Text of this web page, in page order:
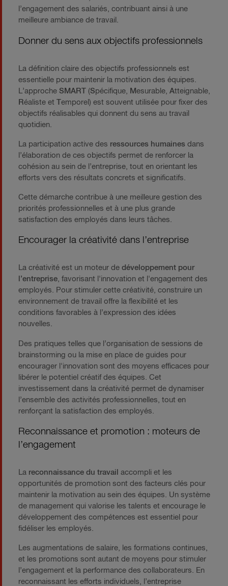
l’engagement des salariés, contribuant ainsi à une
meilleure ambiance de travail.
Donner du sens aux objectifs professionnels
La définition claire des objectifs professionnels est
essentielle pour maintenir la motivation des équipes.
L’approche SMART (Spécifique, Mesurable, Atteignable,
Réaliste et Temporel) est souvent utilisée pour fixer des
objectifs réalisables qui donnent du sens au travail
quotidien.
La participation active des ressources humaines dans
l’élaboration de ces objectifs permet de renforcer la
cohésion au sein de l’entreprise, tout en orientant les
efforts vers des résultats concrets et significatifs.
Cette démarche contribue à une meilleure gestion des
priorités professionnelles et à une plus grande
satisfaction des employés dans leurs tâches.
Encourager la créativité dans l’entreprise
La créativité est un moteur de développement pour
l’entreprise, favorisant l'innovation et l'engagement des
employés. Pour stimuler cette créativité, construire un
environnement de travail offre la flexibilité et les
conditions favorables à l’expression des idées
nouvelles.
Des pratiques telles que l’organisation de sessions de
brainstorming ou la mise en place de guides pour
encourager l'innovation sont des moyens efficaces pour
libérer le potentiel créatif des équipes. Cet
investissement dans la créativité permet de dynamiser
l’ensemble des activités professionnelles, tout en
renforçant la satisfaction des employés.
Reconnaissance et promotion : moteurs de
l’engagement
La reconnaissance du travail accompli et les
opportunités de promotion sont des facteurs clés pour
maintenir la motivation au sein des équipes. Un système
de management qui valorise les talents et encourage le
développement des compétences est essentiel pour
fidéliser les employés.
Les augmentations de salaire, les formations continues,
et les promotions sont autant de moyens pour stimuler
l’engagement et la performance des collaborateurs. En
reconnaissant les efforts individuels, l’entreprise